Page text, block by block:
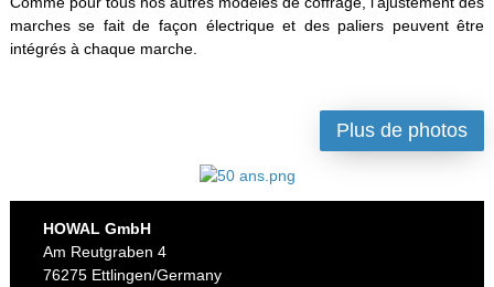
HOWAL GmbH
Am Reutgraben 4
76275 Ettlingen/Germany
marches se fait de façon électrique et des paliers peuvent être
intégrés à chaque marche.
Plus de photos